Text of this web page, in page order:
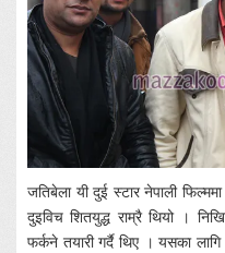
जतिबेला यी दुई स्टार नेपाली
दुइविच शितयुद्ध राम्रै थियो ।
फर्कने तयारी गर्दै थिए । यसका लागि